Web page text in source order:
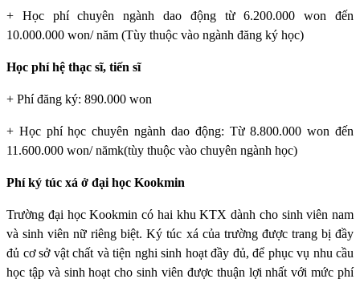
+ Học phí chuyên ngành dao động từ 6.200.000 won đến
10.000.000 won/ năm (Tùy thuộc vào ngành đăng ký học)
Học phí hệ thạc sĩ, tiến sĩ
+ Phí đăng ký: 890.000 won
+ Học phí học chuyên ngành dao động: Từ 8.800.000 won đến
11.600.000 won/ nămk(tùy thuộc vào chuyên ngành học)
Phí ký túc xá ở đại học Kookmin
Trường đại học Kookmin có hai khu KTX dành cho sinh viên nam
và sinh viên nữ riêng biệt. Ký túc xá của trường được trang bị đầy
đủ cơ sở vật chất và tiện nghi sinh hoạt đầy đủ, để phục vụ nhu cầu
học tập và sinh hoạt cho sinh viên được thuận lợi nhất với mức phí